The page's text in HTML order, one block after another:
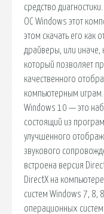
средство
ОС Windows этот
этом скачать его как
драйверы, или
который позволяет
качественного
компьютерным
Windows 10 — это
состоящий из
улучшенного
звукового
встроена версия
DirectX на
систем Windows 7, 8,
операционных